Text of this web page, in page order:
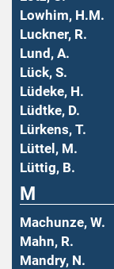
Lowhim, H.M.
Luckner, R.
Lund, A.
Lück, S.
Lüdeke, H.
Lüdtke, D.
Lürkens, T.
Lüttel, M.
Lüttig, B.
M
Machunze, W.
Mahn, R.
Mandry, N.